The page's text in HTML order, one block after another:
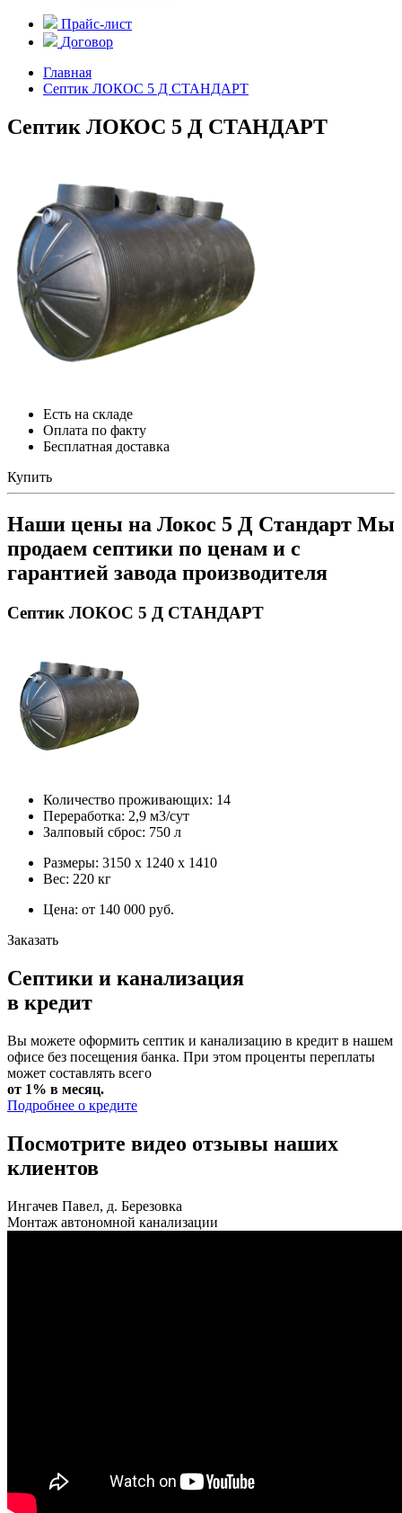
Прайс-лист
Договор
Главная
Септик ЛОКОС 5 Д СТАНДАРТ
Септик ЛОКОС 5 Д СТАНДАРТ
Есть на складе
Оплата по факту
Бесплатная доставка
Купить
Наши цены на Локос 5 Д Стандарт Мы
продаем септики по ценам и с
гарантией завода производителя
Септик ЛОКОС 5 Д СТАНДАРТ
Количество проживающих: 14
Переработка: 2,9 м3/сут
Залповый сброс: 750 л
Размеры: 3150 х 1240 х 1410
Вес: 220 кг
Цена: от 140 000 руб.
Заказать
Септики и канализация
в кредит
Вы можете оформить септик и канализацию в кредит в нашем
офисе без посещения банка. При этом проценты переплаты
может составлять всего
от 1% в месяц.
Подробнее о кредите
Посмотрите видео отзывы наших
клиентов
Ингачев Павел, д. Березовка
Монтаж автономной канализации